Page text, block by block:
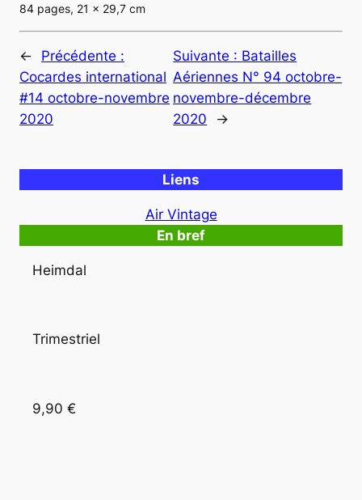
84 pages, 21 x 29,7 cm
←
Précédente :
Cocardes international
#14 octobre-novembre
2020
Suivante : Batailles
Aériennes N° 94 octobre-
novembre-décembre
2020
→
Liens
Air Vintage
En bref
Heimdal
Trimestriel
9,90 €